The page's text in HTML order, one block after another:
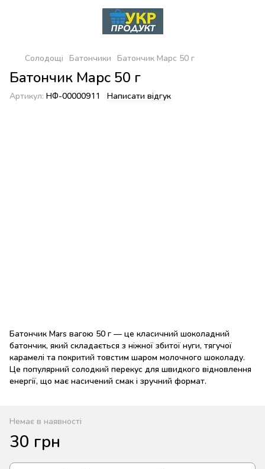
Солодощі Батончики Батончик Марс 50 г
Батончик Марс 50 г
Артикул: НФ-00000911 Написати відгук
Батончик Mars вагою 50 г — це класичний шоколадний
батончик, який складається з ніжної збитої нуги, тягучої
карамелі та покритий товстим шаром молочного шоколаду.
Це популярний солодкий перекус для швидкого відновлення
енергії, що має насичений смак і зручний формат.
Немає в наявності
30 грн